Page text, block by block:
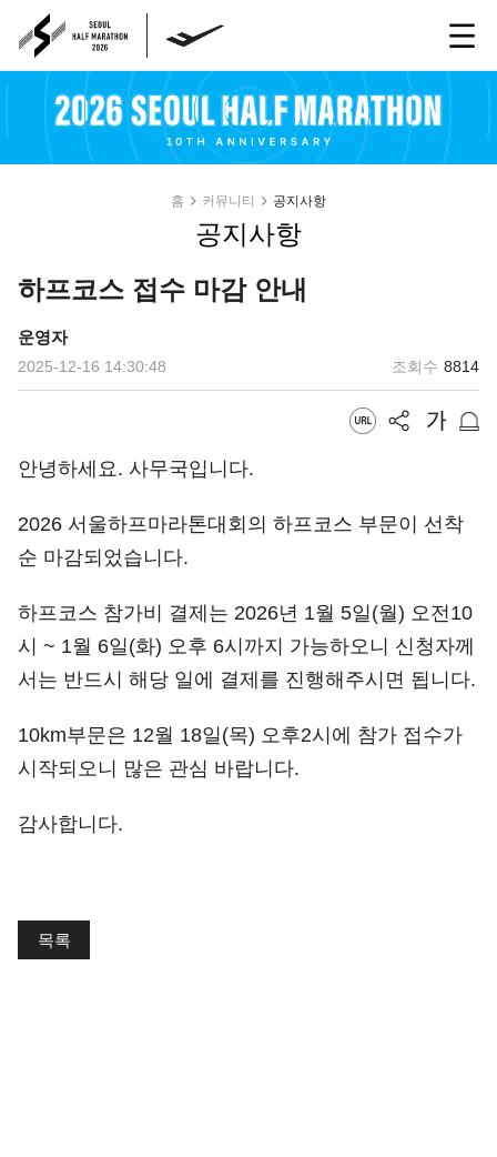
홈 커뮤니티 공지사항
공지사항
하프코스 접수 마감 안내
운영자
2025-12-16 14:30:48 조회수 8814
안녕하세요. 사무국입니다.
2026 서울하프마라톤대회의 하프코스 부문이 선착
순 마감되었습니다.
하프코스 참가비 결제는 2026년 1월 5일(월) 오전10
시 ~ 1월 6일(화) 오후 6시까지 가능하오니 신청자께
서는 반드시 해당 일에 결제를 진행해주시면 됩니다.
10km부문은 12월 18일(목) 오후2시에 참가 접수가
시작되오니 많은 관심 바랍니다.
감사합니다.
목록